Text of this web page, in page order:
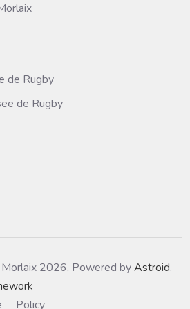
de Rugby
de Rugby
2026, Powered byAstroid.
Policy